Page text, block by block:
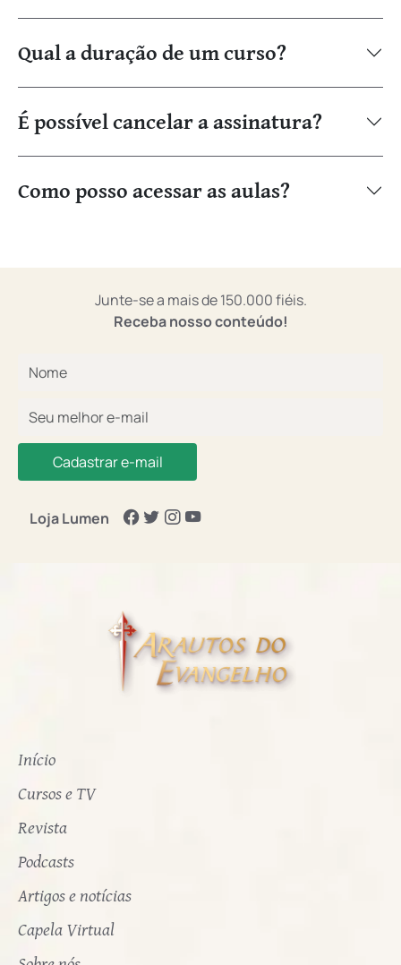
Qual a duração de um curso?
É possível cancelar a assinatura?
Como posso acessar as aulas?
Junte-se a mais de 150.000 fiéis.
Receba nosso conteúdo!
Cadastrar e-mail
Loja Lumen
Início
Cursos e TV
Revista
Podcasts
Artigos e notícias
Capela Virtual